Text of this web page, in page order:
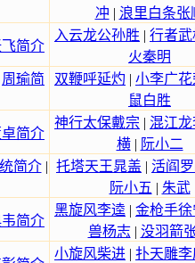
冲 | 浪里白条张
简介
入云龙公孙胜 | 行者武
火秦明
周瑜简
双鞭呼延灼 | 小李广花
鼠白胜
简介
神行太保戴宗 | 混江龙
横| 阮小二
简介| 托塔天王晁盖 | 活阎
阮小五 | 朱武
简介
黑旋风李逵 | 金枪手徐
兽杨志| 没羽箭
小旋风柴进 | 扑天雕李